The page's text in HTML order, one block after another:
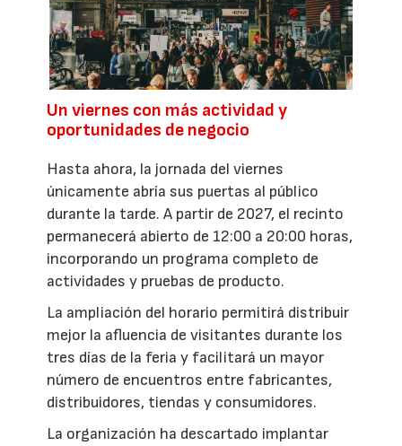
Un viernes con más actividad y
oportunidades de negocio
Hasta ahora, la jornada del viernes
únicamente abría sus puertas al público
durante la tarde. A partir de 2027, el recinto
permanecerá abierto de 12:00 a 20:00 horas,
incorporando un programa completo de
actividades y pruebas de producto.
La ampliación del horario permitirá distribuir
mejor la afluencia de visitantes durante los
tres días de la feria y facilitará un mayor
número de encuentros entre fabricantes,
distribuidores, tiendas y consumidores.
La organización ha descartado implantar